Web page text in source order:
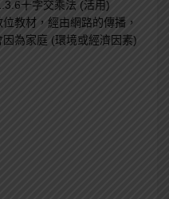
十字交乘法 (活用)
教材，經由網路的傳播，
為家庭 (環境或經濟因素)